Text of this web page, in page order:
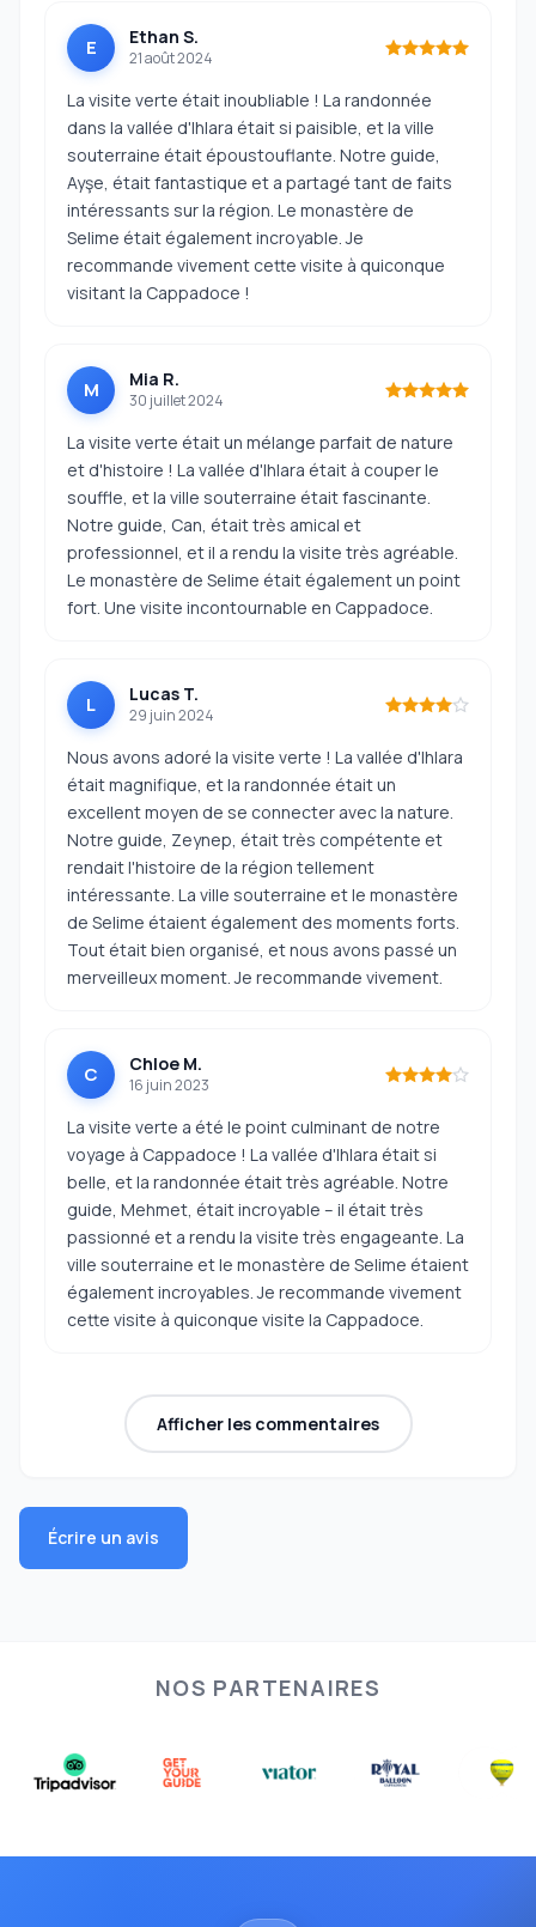
E Ethan S.
21 août 2024
La visite verte était inoubliable ! La randonnée
dans la vallée d'Ihlara était si paisible, et la ville
souterraine était époustouflante. Notre guide,
Ayşe, était fantastique et a partagé tant de faits
intéressants sur la région. Le monastère de
Selime était également incroyable. Je
recommande vivement cette visite à quiconque
visitant la Cappadoce !
M Mia R.
30 juillet 2024
La visite verte était un mélange parfait de nature
et d'histoire ! La vallée d'Ihlara était à couper le
souffle, et la ville souterraine était fascinante.
Notre guide, Can, était très amical et
professionnel, et il a rendu la visite très agréable.
Le monastère de Selime était également un point
fort. Une visite incontournable en Cappadoce.
L Lucas T.
29 juin 2024
Nous avons adoré la visite verte ! La vallée d'Ihlara
était magnifique, et la randonnée était un
excellent moyen de se connecter avec la nature.
Notre guide, Zeynep, était très compétente et
rendait l'histoire de la région tellement
intéressante. La ville souterraine et le monastère
de Selime étaient également des moments forts.
Tout était bien organisé, et nous avons passé un
merveilleux moment. Je recommande vivement.
C Chloe M.
16 juin 2023
La visite verte a été le point culminant de notre
voyage à Cappadoce ! La vallée d'Ihlara était si
belle, et la randonnée était très agréable. Notre
guide, Mehmet, était incroyable – il était très
passionné et a rendu la visite très engageante. La
ville souterraine et le monastère de Selime étaient
également incroyables. Je recommande vivement
cette visite à quiconque visite la Cappadoce.
Afficher les commentaires
Écrire un avis
NOS PARTENAIRES